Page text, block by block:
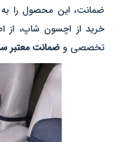
ضمانت، این محصول را به
خرید از اچسون شاپ، از
تخصصی و ضمانت معتبر